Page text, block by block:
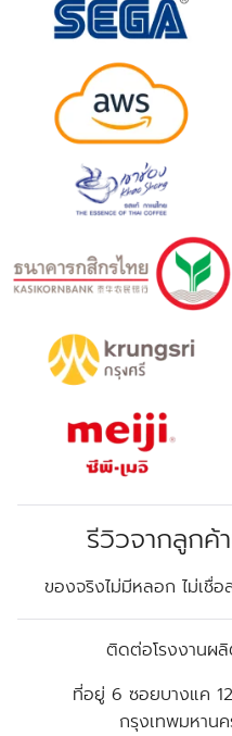
รีวิวจากลูกค้
ของจริงไม่มีหลอก ไม่เชื่อ
ติดต่อโรงงานผ
ที่อยู่ 6 ซอยบางแค
กรุงเทพมหาน